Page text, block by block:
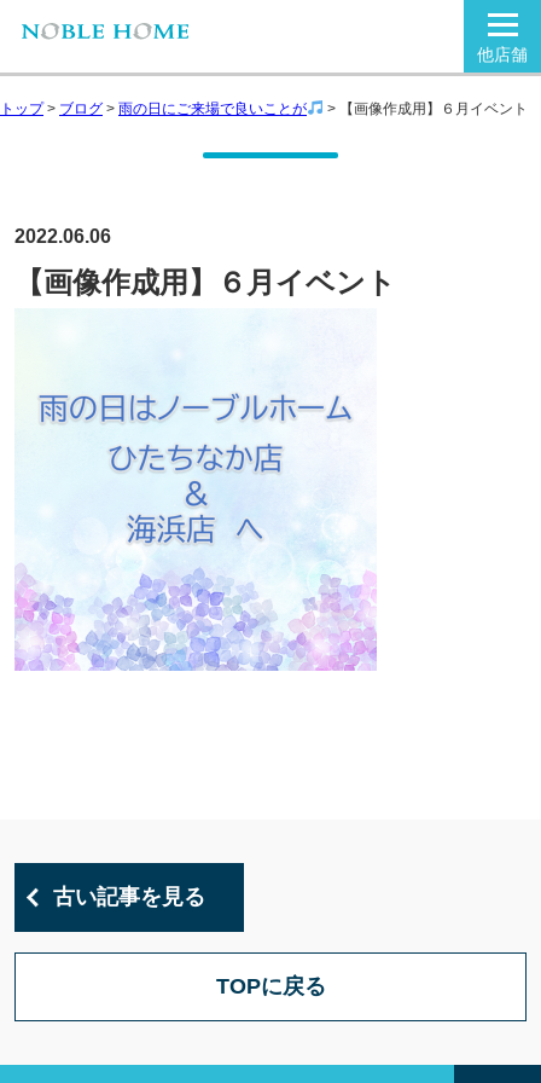
他店舗
トップ> ブログ > 雨の日にご来場で良いことが > 【画像作成用】６月イベント
2022.06.06
【画像作成用】６月イベント
古い記事を見る
TOPに戻る